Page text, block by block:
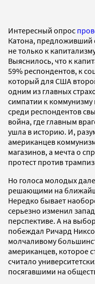
Интересный опрос
Катона, предложивший
не только к
Выяснилось, что к
59% респондентов, к
который для США
одним из главных
симпатии к коммунизму
среди респондентов
война, где главным
ушла в историю. И,
американцев
магазинов, а мечта о
протест против
Но голоса молодых
решающими на
Нередко бывает
серьезно изменил
перспективе. А на
побеждал Ричард
молчаливому
американцев, которое
считало
посягавшими на